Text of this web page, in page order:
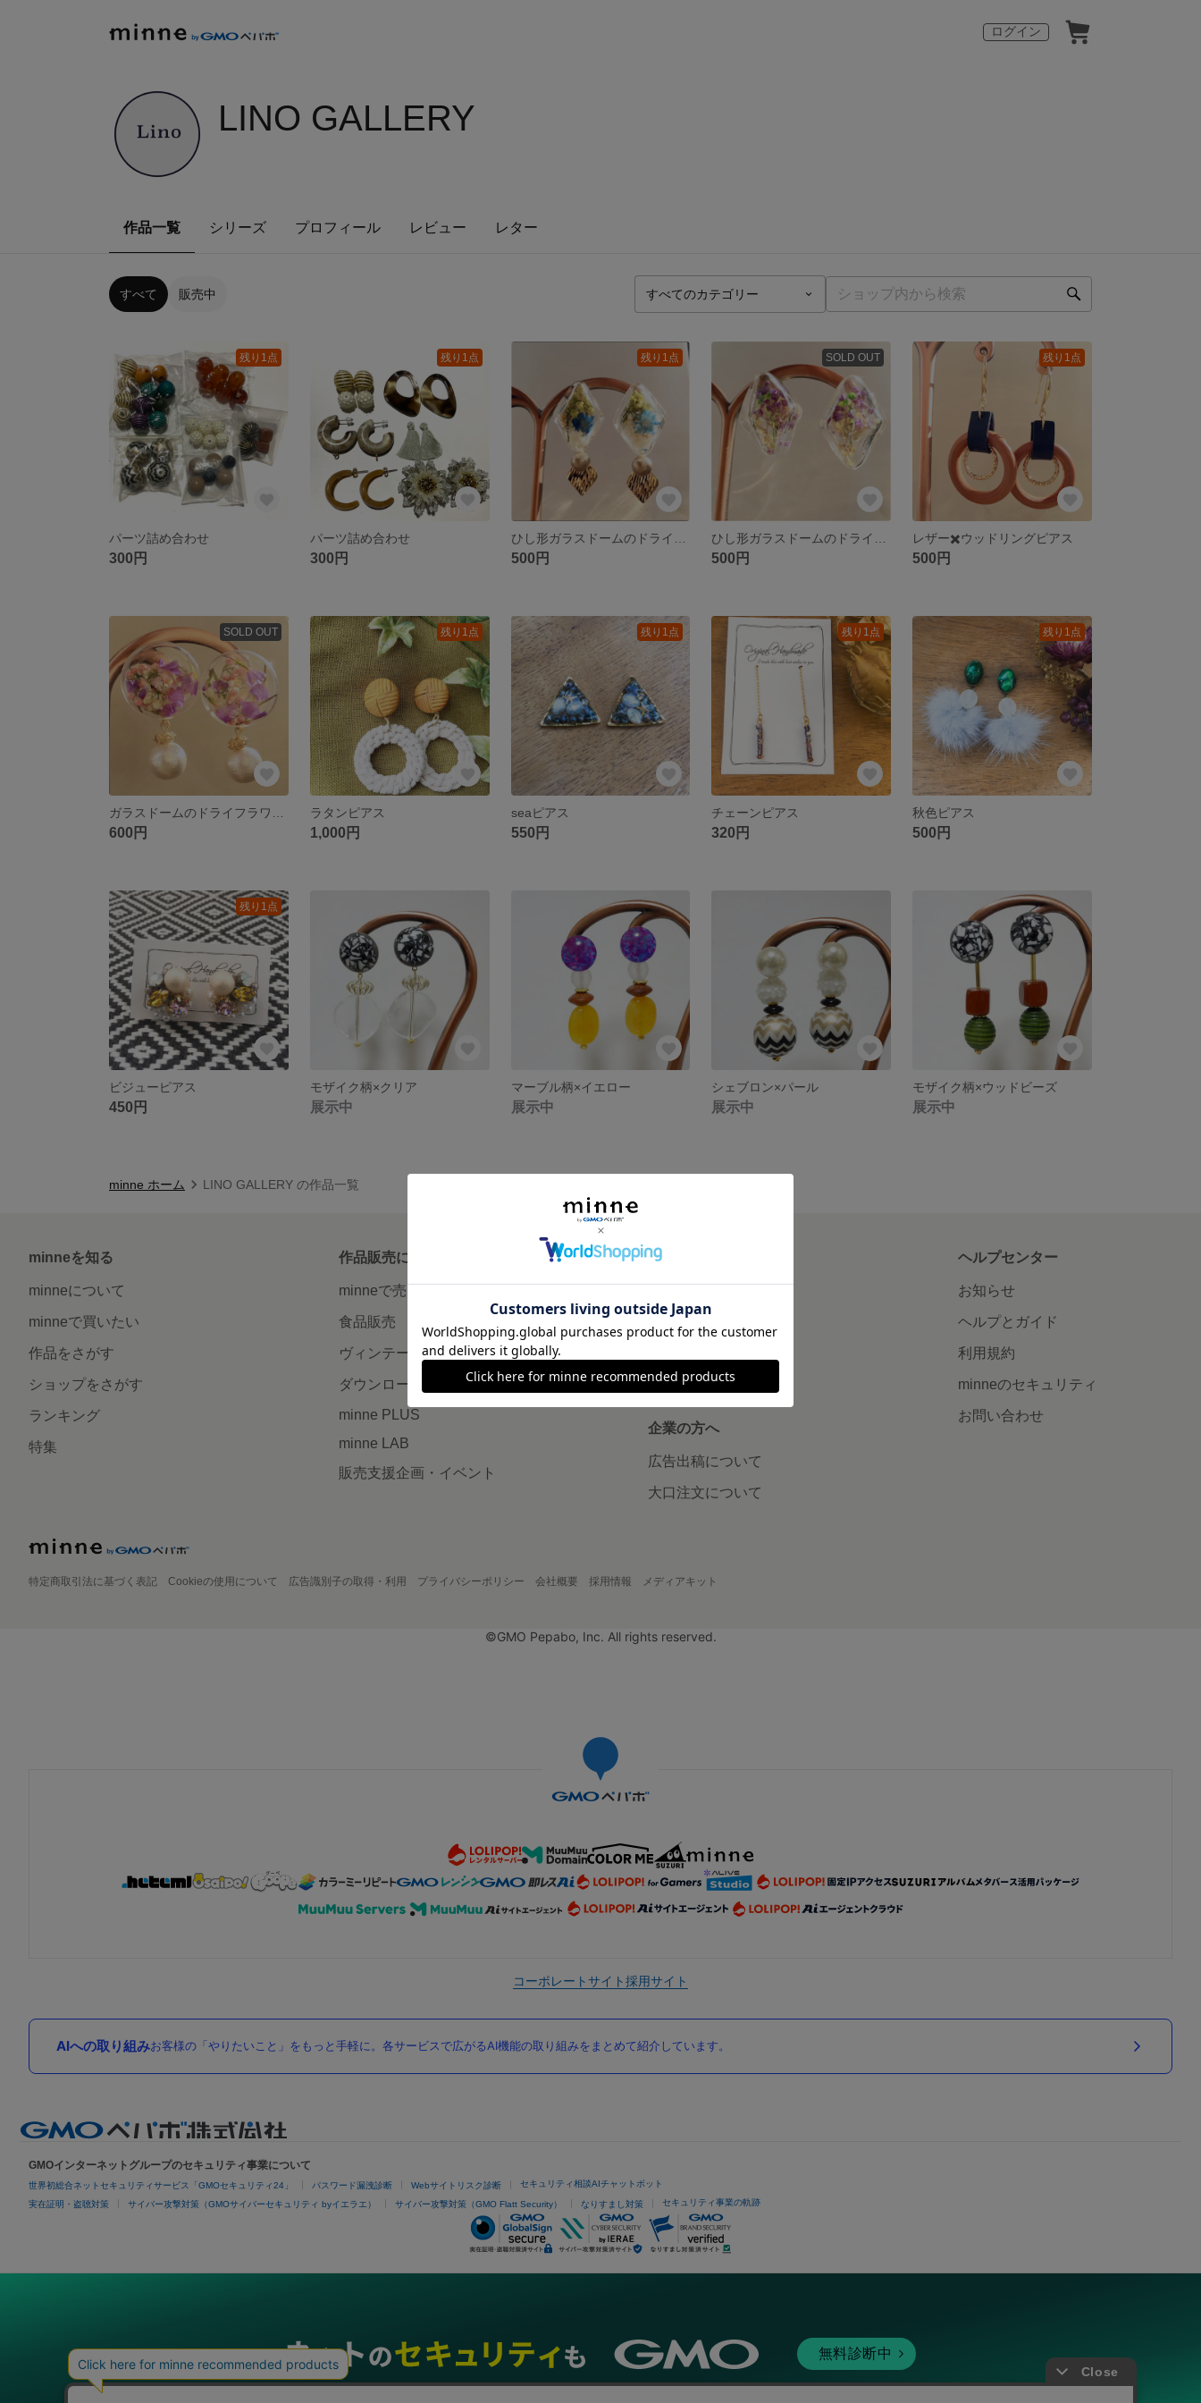
ログイン
LINO GALLERY
作品一覧 シリーズ プロフィール レビュー レター
すべて 販売中
残り1点
パーツ詰め合わせ
300円
残り1点
パーツ詰め合わせ
300円
残り1点
500円
SOLD OUT
500円
残り1点
レザー✖️ウッドリングピアス
500円
SOLD OUT
600円
残り1点
ラタンピアス
1,000円
残り1点
seaピアス
550円
残り1点
チェーンピアス
320円
残り1点
秋色ピアス
500円
残り1点
ビジューピアス
450円
モザイク柄×クリア
展示中
マーブル柄×イエロー
展示中
シェブロン×パール
展示中
モザイク柄×ウッドビーズ
展示中
minne ホーム LINO GALLERY の作品一覧
minneを知る
minneについて
minneで買いたい
作品をさがす
ショップをさがす
ランキング
特集
作品販売について
minneで売りたい
食品販売
ヴィンテージ販売
ダウンロード販売
minne PLUS
minne LAB
販売支援企画・イベント
読みもの
minne学習帖
minneの本
企業の方へ
広告出稿について
大口注文について
ヘルプセンター
お知らせ
ヘルプとガイド
利用規約
minneのセキュリティ
お問い合わせ
特定商取引法に基づく表記 Cookieの使用について 広告識別子の取得・利用 プライバシーポリシー 会社概要 採用情報 メディアキット
©GMO Pepabo, Inc. All rights reserved.
コーポレートサイト採用サイト
AIへの取り組みお客様の「やりたいこと」をもっと手軽に。各サービスで広がるAI機能の取り組みをまとめて紹介しています。
GMOインターネットグループのセキュリティ事業について
世界初総合ネットセキュリティサービス「GMOセキュリティ24」 パスワード漏洩診断 Webサイトリスク診断 セキュリティ相談AIチャットボット
実在証明・盗聴対策 サイバー攻撃対策（GMOサイバーセキュリティ byイエラエ） サイバー攻撃対策（GMO Flatt Security） なりすまし対策 セキュリティ事業の軌跡
無料診断中